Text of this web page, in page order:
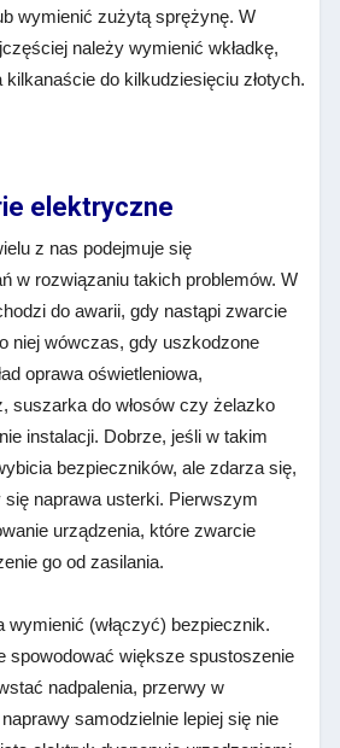
wymienić zużytą sprężynę. W
należy wymienić wkładkę,
do kilkudziesięciu złotych.
elektryczne
z nas podejmuje się
w rozwiązaniu takich problemów. W
do awarii, gdy nastąpi zwarcie
niej wówczas, gdy uszkodzone
oprawa oświetleniowa,
suszarka do włosów czy żelazko
instalacji. Dobrze, jeśli w takim
bezpieczników, ale zdarza się,
naprawa usterki. Pierwszym
urządzenia, które zwarcie
go od zasilania.
wymienić (włączyć) bezpiecznik.
spowodować większe spustoszenie
nadpalenia, przerwy w
samodzielnie lepiej się nie